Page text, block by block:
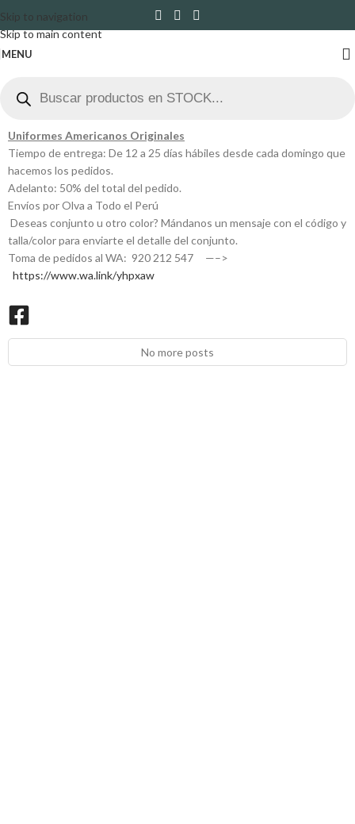
Skip to navigation
Skip to main content
MENU
Uniformes Americanos Originales
Tiempo de entrega: De 12 a 25 días hábiles desde cada domingo que
hacemos los pedidos.
Adelanto: 50% del total del pedido.
Envíos por Olva a Todo el Perú
Deseas conjunto u otro color? Mándanos un mensaje con el código y
talla/color para enviarte el detalle del conjunto.
Toma de pedidos al WA: 920 212 547 —–>
https://www.wa.link/yhpxaw
No more posts